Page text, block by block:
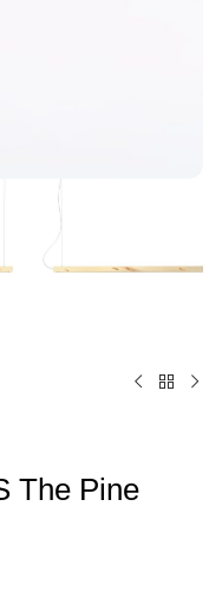
The Pine